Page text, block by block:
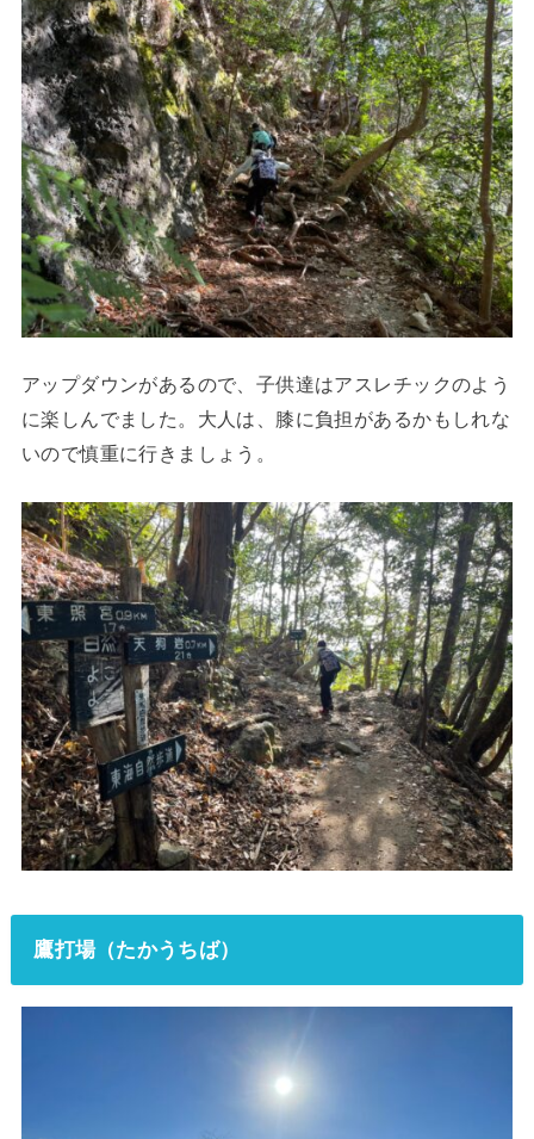
アップダウンがあるので、子供達はアスレチックのよう
に楽しんでました。大人は、膝に負担があるかもしれな
いので慎重に行きましょう。
鷹打場（たかうちば）